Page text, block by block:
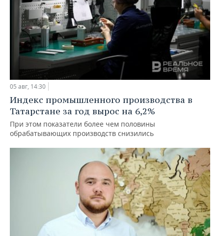
05 авг, 14:30
Индекс промышленного производства в
Татарстане за год вырос на 6,2%
При этом показатели более чем половины
обрабатывающих производств снизились